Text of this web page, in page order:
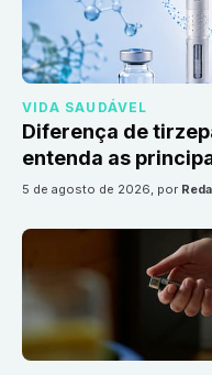
VIDA SAUDÁVEL
Diferença de
entenda as
5 de agosto de 2026, por